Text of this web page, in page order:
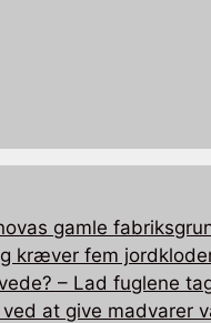
gamle
kræver fem
– Lad fuglene
ved at give madvarer